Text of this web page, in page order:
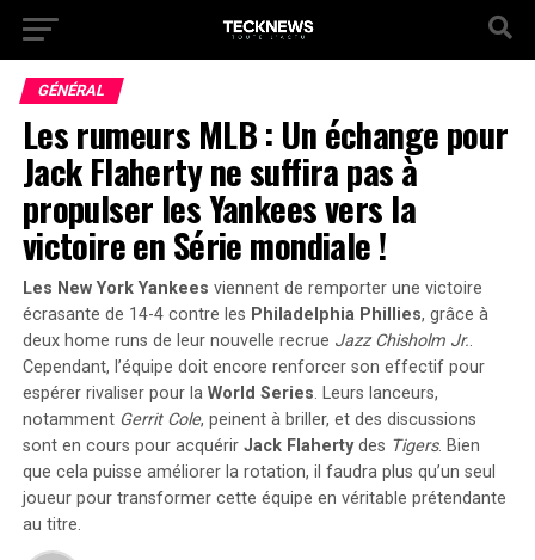
GÉNÉRAL
Les rumeurs MLB : Un échange pour
Jack Flaherty ne suffira pas à
propulser les Yankees vers la
victoire en Série mondiale !
Les New York Yankees viennent de remporter une victoire
écrasante de 14-4 contre les Philadelphia Phillies, grâce à
deux home runs de leur nouvelle recrue Jazz Chisholm Jr..
Cependant, l’équipe doit encore renforcer son effectifpour
espérer rivaliser pour la World Series. Leurs lanceurs,
notamment Gerrit Cole, peinent à briller, et des discussions
sont en cours pour acquérir Jack Flahertydes Tigers. Bien
que cela puisse améliorer la rotation, il faudra plus qu’un seul
joueur pour transformer cette équipe en véritable prétendante
au titre.